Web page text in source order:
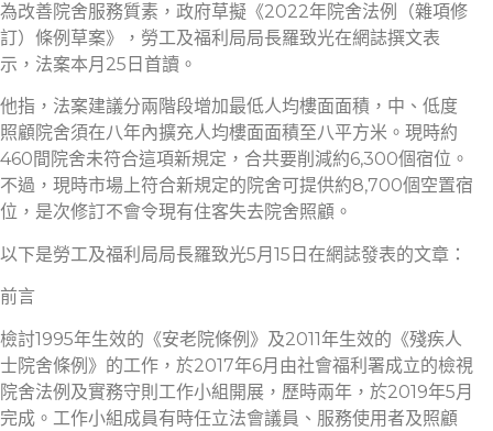
為改善院舍服務質素，政府草擬《2022年院舍法例（雜項修
訂）條例草案》，勞工及福利局局長羅致光在網誌撰文表
示，法案本月25日首讀。
他指，法案建議分兩階段增加最低人均樓面面積，中、低度
照顧院舍須在八年內擴充人均樓面面積至八平方米。現時約
460間院舍未符合這項新規定，合共要削減約6,300個宿位。
不過，現時市場上符合新規定的院舍可提供約8,700個空置宿
位，是次修訂不會令現有住客失去院舍照顧。
以下是勞工及福利局局長羅致光5月15日在網誌發表的文章：
前言
檢討1995年生效的《安老院條例》及2011年生效的《殘疾人
士院舍條例》的工作，於2017年6月由社會福利署成立的檢視
院舍法例及實務守則工作小組開展，歷時兩年，於2019年5月
完成。工作小組成員有時任立法會議員、服務使用者及照顧